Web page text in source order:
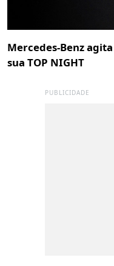
Mercedes-Benz
sua TOP NIGHT
PUBLICIDADE